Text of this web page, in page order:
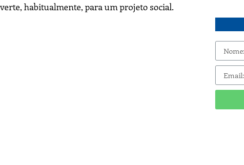
habitualmente, para um projeto social.